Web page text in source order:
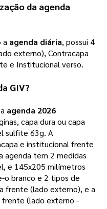
da agenda
a agenda diária, possui 4
externo), Contracapa
e Institucional verso.
GIV?
agenda 2026
capa dura ou capa
sulfite 63g. A
e institucional frente
agenda tem 2 medidas
e 145x205 milímetros
o branco e 2 tipos de
frente (lado externo), e a
frente (lado externo -